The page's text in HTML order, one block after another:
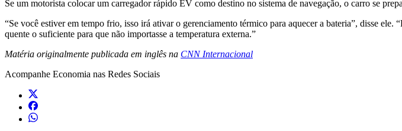
Se um motorista colocar um carregador rápido EV como destino no sistema de navegação, o carro se
“Se você estiver em tempo frio, isso irá ativar o gerenciamento térmico para aquecer a bateria”, disse
quente o suficiente para que não importasse a temperatura externa.”
Matéria originalmente publicada em inglês na CNN Internacional
Acompanhe Economia nas Redes Sociais